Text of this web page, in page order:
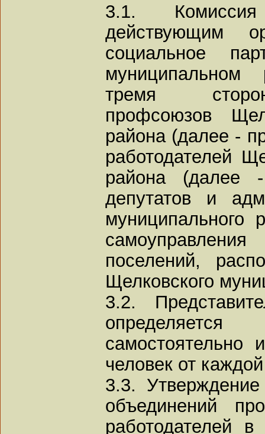
3.1.
действующим
социальное
тремя
профсоюзов
района (далее -
работодателей
района (далее -
депутатов и
муниципального
поселений,
Щелковского
3.2.
человек от
3.3.
объединений
работодателей